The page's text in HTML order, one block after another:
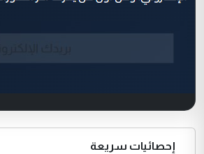
إحصائيات سريعة